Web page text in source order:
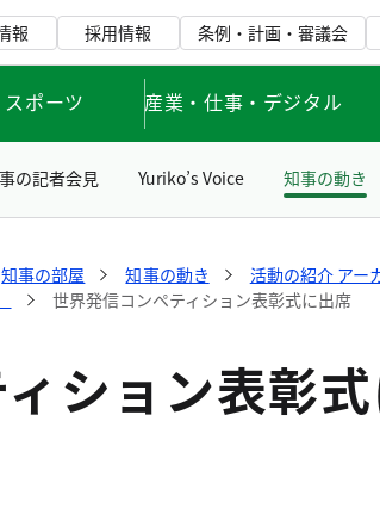
報 採用情報 条例・計画・審議会
ポーツ 産業・仕事・デジタル
の記者会見 Yuriko’s Voice 知事の動き
知事の部屋 知事の動き 活動の紹介 アー
世界発信コンペティション表彰式に出席
ション表彰